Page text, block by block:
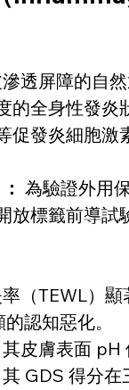
透屏障的自
全身性發炎
促發炎細胞激
為驗證外用
標籤前導試
（TEWL）
認知惡化。
皮膚表面 pH
GDS 得分